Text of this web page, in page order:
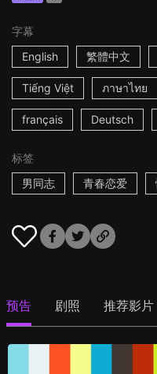
字幕
English
繁體中文
Tiếng Việt ภาษาไทย
français Deutsch
标签
男同志
青春恋爱
预告 剧照 推荐影片